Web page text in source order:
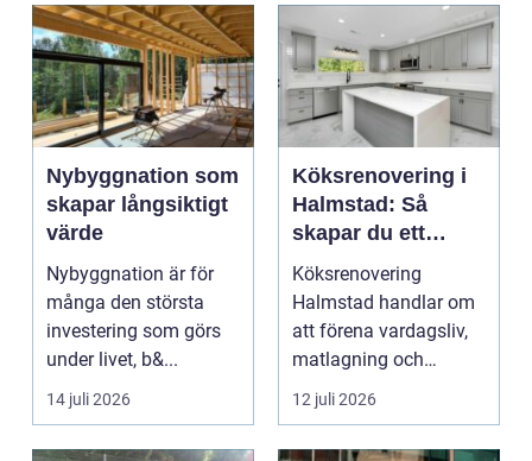
Nybyggnation som
skapar långsiktigt
värde
Nybyggnation är för
många den största
investering som görs
under livet, b&...
14 juli 2026
Köksrenovering i
Halmstad: Så
skapar du ett
funktionellt och
trivsamt kök
Köksrenovering
Halmstad handlar om
att förena vardagsliv,
matlagning och
umgänge i et...
12 juli 2026